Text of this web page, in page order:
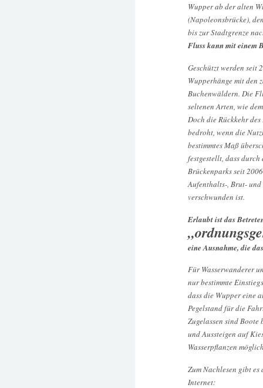
Wupper ab der alten
(Napoleonsbrücke),
bis zur Stadtgrenze
Fluss kann mit einem
Geschützt werden seit
Wupperhänge mit den
Buchenwäldern. Die
seltenen Arten, wie
Doch die Rückkehr
bedroht, wenn die
bestimmtes Maß
festgestellt, dass
Brückenparks seit
Aufenthalts-, Brut-
verschwunden ist.
Erlaubt ist das
eine Ausnahme, die
Für Wasserwanderer
nur bestimmte
dass die Wupper eine
Pegelstand für die
Zugelassen sind
und Aussteigen auf
Wasserpflanzen
Zum Nachlesen gibt
Internet: